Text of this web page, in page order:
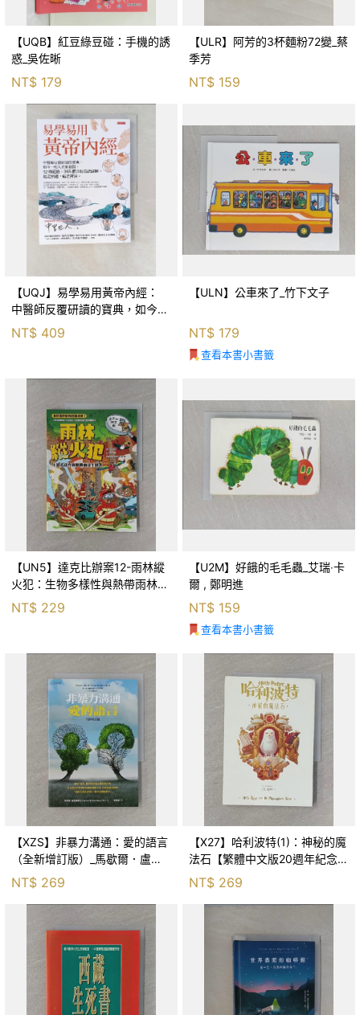
【UQB】紅豆綠豆碰：手機的誘
惑_吳佐晰
NT$ 179
【ULR】阿芳的3杯麵粉72變_蔡
季芳
NT$ 159
【UQJ】易學易用黃帝內經：
中醫師反覆研讀的寶典，如今一
般人也能實踐。12條經絡、365
個穴位白話詳解，經之所過，病
NT$ 409
【ULN】公車來了_竹下文子
NT$ 179
查看本書小書籤
【UN5】達克比辦案12-雨林縱
火犯：生物多樣性與熱帶雨林生
態系_柯智元
NT$ 229
【U2M】好餓的毛毛蟲_艾瑞‧卡
爾 , 鄭明進
NT$ 159
查看本書小書籤
【XZS】非暴力溝通：愛的語言
（全新增訂版）_馬歇爾．盧森
堡, 蕭寶森
NT$ 269
【X27】哈利波特(1)：神秘的魔
法石【繁體中文版20週年紀念】
NT$ 269